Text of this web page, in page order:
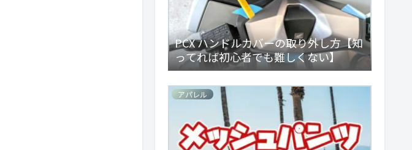
PCX ハンドルカバーの取り外し方【知
ってれば初心者でも難しくない】
アパレル